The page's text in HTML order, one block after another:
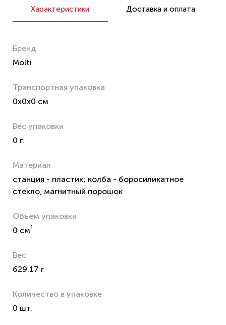
Характеристики Доставка и оплата
Бренд
Molti
Транспортная упаковка
0x0x0 см
Вес упаковки
0 г.
Материал
станция - пластик; колба - боросиликатное
стекло, магнитный порошок
Объем упаковки
0 см³
Вес
629.17 г
Количество в упаковке
0 шт.